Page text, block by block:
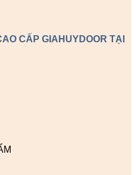
CẤP GIAHUYDOOR TẠI